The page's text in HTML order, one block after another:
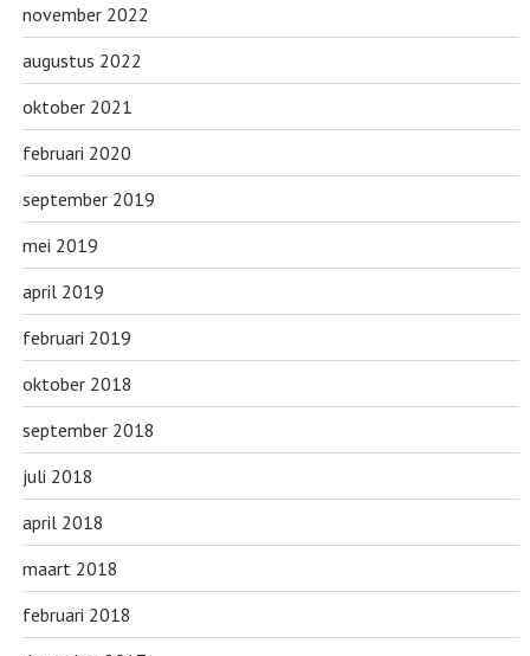
november 2022
augustus 2022
oktober 2021
februari 2020
september 2019
mei 2019
april 2019
februari 2019
oktober 2018
september 2018
juli 2018
april 2018
maart 2018
februari 2018